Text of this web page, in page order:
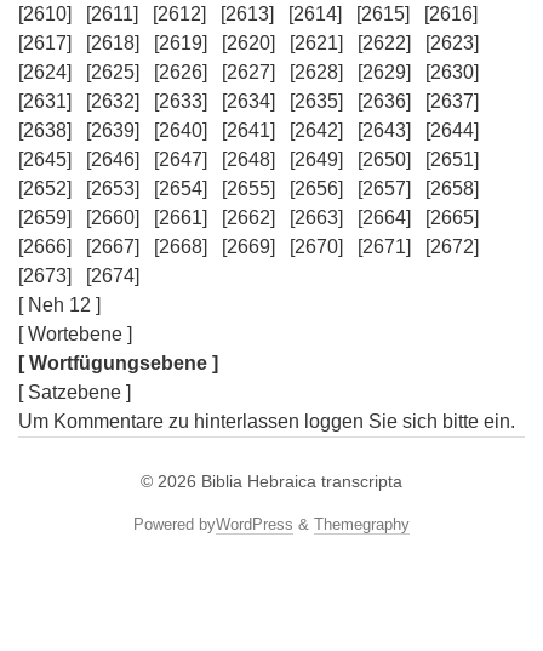
[2610]
[2611] [2612] [2613] [2614] [2615]
[2616]
[2617]
[2618] [2619] [2620] [2621] [2622]
[2623]
[2624]
[2625] [2626] [2627] [2628] [2629]
[2630]
[2631]
[2632] [2633] [2634] [2635] [2636]
[2637]
[2638]
[2639] [2640] [2641] [2642] [2643]
[2644]
[2645]
[2646] [2647] [2648] [2649] [2650]
[2651]
[2652]
[2653] [2654] [2655] [2656] [2657]
[2658]
[2659]
[2660] [2661] [2662] [2663] [2664]
[2665]
[2666]
[2667] [2668] [2669] [2670] [2671]
[2672]
[2673]
[2674]
[ Neh 12 ]
[ Wortebene ]
[ Wortfügungsebene ]
[ Satzebene ]
Um Kommentare zu hinterlassen loggen Sie sich bitte ein.
© 2026 Biblia Hebraica transcripta
Powered byWordPress & Themegraphy